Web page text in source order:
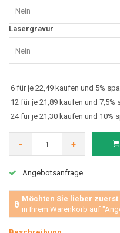
Nein
Lasergravur
Nein
6 für je 22,49 kaufen und 5%
12 für je 21,89 kaufen und 7,5%
24 für je 21,30 kaufen und 10%
- +
Angebotsanfrage
Möchten Sie lieber
in Ihrem Warenkorb auf